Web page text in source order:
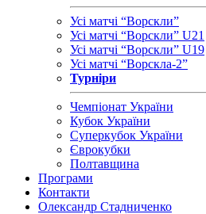
Усі матчі “Ворскли”
Усі матчі “Ворскли” U21
Усі матчі “Ворскли” U19
Усі матчі “Ворскла-2”
Турніри
Чемпіонат України
Кубок України
Суперкубок України
Єврокубки
Полтавщина
Програми
Контакти
Олександр Стадниченко